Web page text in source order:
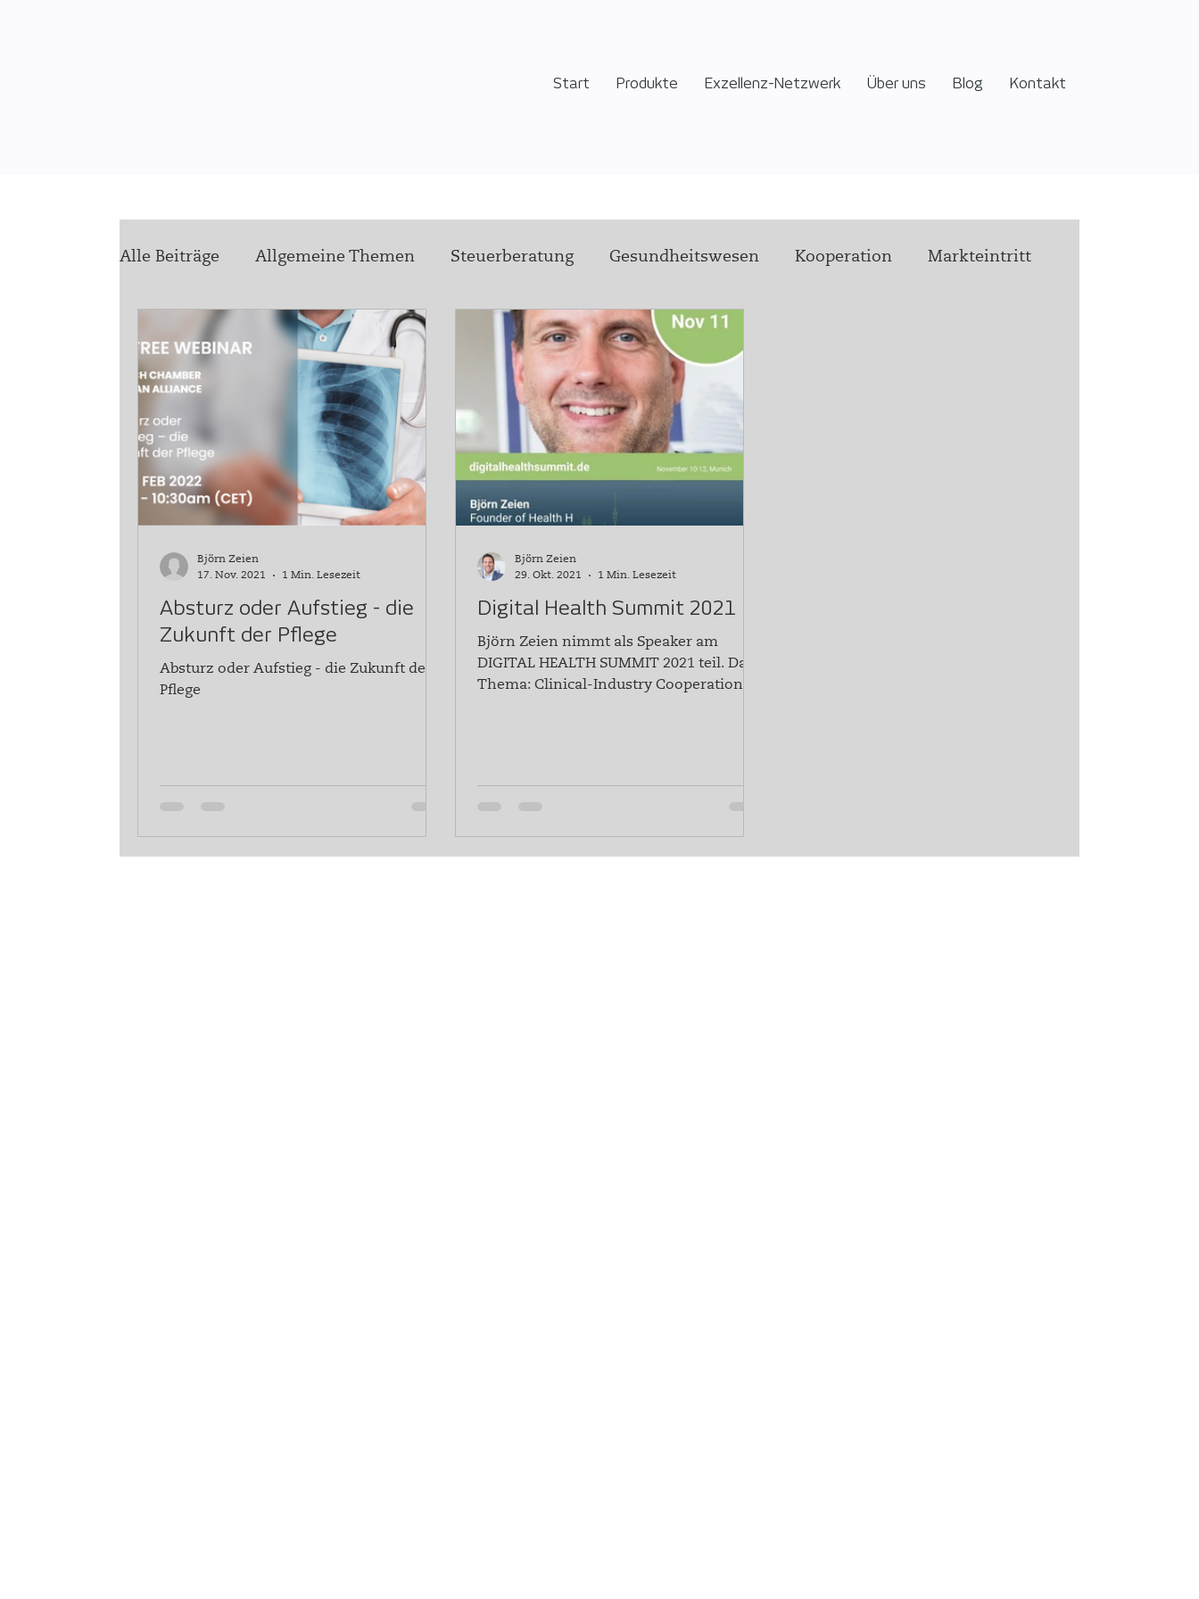
Start Produkte Exzellenz-Netzwerk Über uns Blog Kontakt
Alle Beiträge Allgemeine Themen Steuerberatung Gesundheitswesen Kooperation Markteintritt
health4ukraine Zukunft Technik Führung Hilfsangebot
Stellenausschreibungen Vorstellung Experten:innen health h Wir von health h
Unsere Dienstleistungen
Absturz oder Aufstieg - die
Zukunft der Pflege
Absturz oder Aufstieg - die Zukunft der
Pflege
Björn Zeien
17. Nov. 2021
1 Min. Lesezeit
Digital Health Summit 2021
Björn Zeien nimmt als Speaker am
DIGITAL HEALTH SUMMIT 2021 teil. Das
Thema: Clinical-Industry Cooperation –
Björn Zeien
29. Okt. 2021
1 Min. Lesezeit